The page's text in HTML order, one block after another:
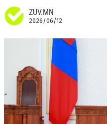
ZUV.MN
2026/06/12